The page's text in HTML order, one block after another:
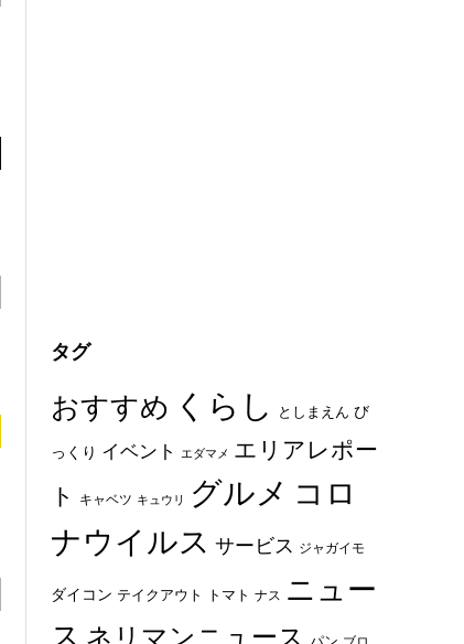
タグ
おすすめ くらし としまえん び
っくり イベント エダマメ エリアレポー
ト
キャベツ キュウリ グルメ コロ
ナウイルス サービス ジャガイモ
ダイコン テイクアウト トマト ナス ニュー
ス ネリマンニュース